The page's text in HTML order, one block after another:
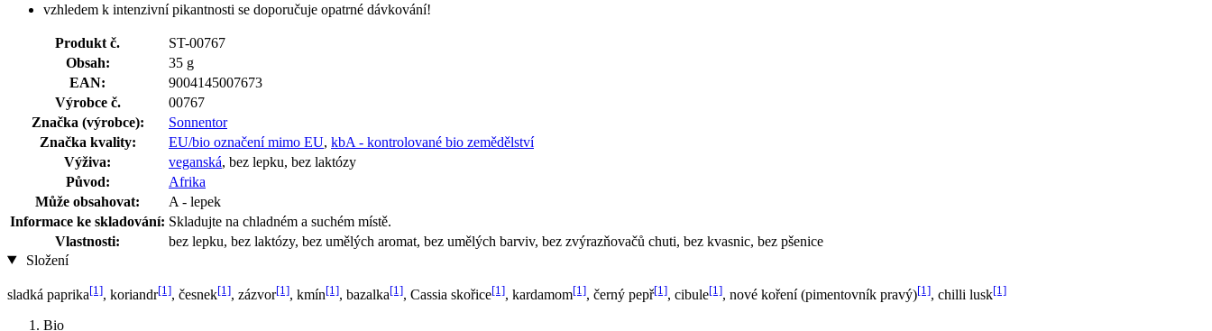
vzhledem k intenzivní pikantnosti se doporučuje opatrné dávkování!
Produkt č.
ST-00767
Obsah:
35 g
EAN:
9004145007673
Výrobce č.
00767
Značka (výrobce):
Sonnentor
Značka kvality:
EU/bio označení mimo EU, kbA - kontrolované bio zemědělství
Výživa:
veganská, bez lepku, bez laktózy
Původ:
Afrika
Může obsahovat:
A - lepek
Informace ke skladování: Skladujte na chladném a suchém místě.
Vlastnosti:
bez lepku, bez laktózy, bez umělých aromat, bez umělých barviv, bez zvýrazňovačů chuti, bez kvasnic, bez pšenice
Složení
sladká paprika[1], koriandr[1], česnek[1], zázvor[1], kmín[1], bazalka[1], Cassia skořice[1], kardamom[1], černý pepř[1], cibule[1], nové koření (pimentovník pravý)[1], chilli lusk[1]
Bio